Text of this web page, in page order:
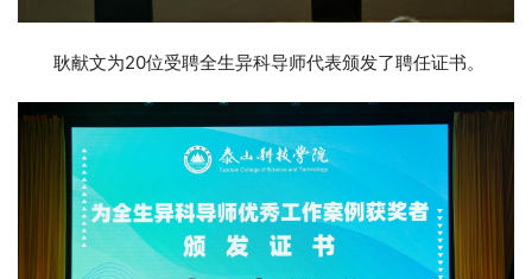
耿献文为20位受聘全生异科导师代表颁发了聘任证书。